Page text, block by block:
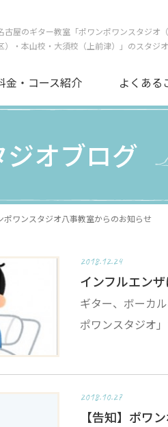
古屋のギター教室「ポワンポワンスタジオ
）・本山校・大須校（上前津）」のスタジ
金・コース紹介 よくある
ジオブログ
ポワンスタジオ八事教室からのお知らせ
2018.12.24
インフルエン
ギター、ボーカ
ポワンスタジオ
2018.10.27
【告知】ポワ